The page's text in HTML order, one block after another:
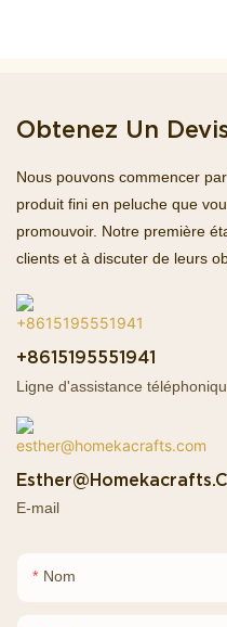
Obtenez Un
Nous pouvons commencer
produit fini en peluche que
promouvoir. Notre première
clients et à discuter de leurs
+8615195551941
Ligne d'assistance
E-mail
Nom